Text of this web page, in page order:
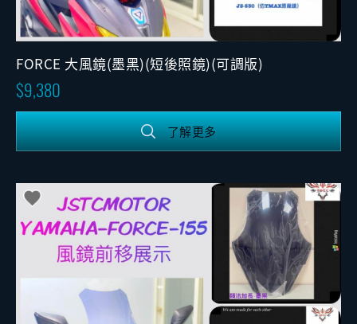
FORCE 大風鏡(墨黑)(短後照鏡)(可調版)
9,380
了解更多